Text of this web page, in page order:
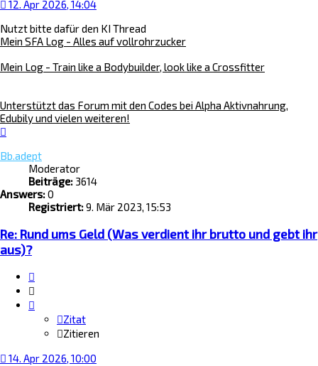
12. Apr 2026, 14:04
Nutzt bitte dafür den KI Thread
Mein SFA Log - Alles auf vollrohrzucker
Mein Log - Train like a Bodybuilder, look like a Crossfitter
Unterstützt das Forum mit den Codes bei Alpha Aktivnahrung,
Edubily und vielen weiteren!
Bb.adept
Moderator
Beiträge: 3614
Answers:0
Registriert:9. Mär 2023, 15:53
Re: Rund ums Geld (Was verdient ihr brutto und gebt ihr
aus)?
Zitat
Zitieren
14. Apr 2026, 10:00